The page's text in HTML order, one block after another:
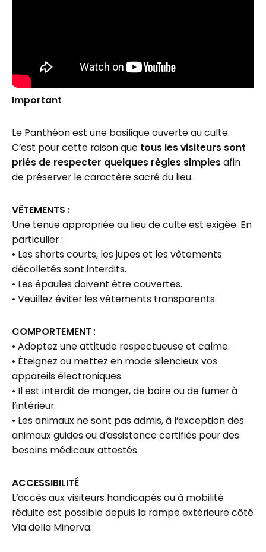
Important
Le Panthéon est une basilique ouverte au culte.
C’est pour cette raison que tous les visiteurs sont
priés de respecter quelques règles simples afin
de préserver le caractère sacré du lieu.
VÊTEMENTS :
Une tenue appropriée au lieu de culte est exigée. En
particulier :
• Les shorts courts, les jupes et les vêtements
décolletés sont interdits.
• Les épaules doivent être couvertes.
• Veuillez éviter les vêtements transparents.
COMPORTEMENT :
• Adoptez une attitude respectueuse et calme.
• Éteignez ou mettez en mode silencieux vos
appareils électroniques.
• Il est interdit de manger, de boire ou de fumer à
l’intérieur.
• Les animaux ne sont pas admis, à l’exception des
animaux guides ou d’assistance certifiés pour des
besoins médicaux attestés.
ACCESSIBILITÉ
L’accès aux visiteurs handicapés ou à mobilité
réduite est possible depuis la rampe extérieure côté
Via della Minerva.